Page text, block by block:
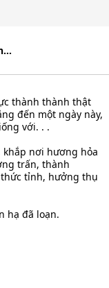
thành thành thật
đến một ngày này,
với. . .
khắp nơi hương hỏa
trấn, thành
tỉnh, hưởng thụ
hạ đã loạn.